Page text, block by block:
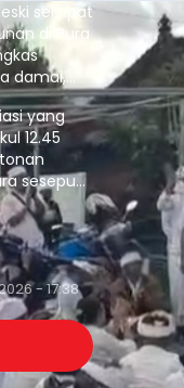
sempat
di Pura
damai,
yang
12.45
sesepuh
- 17:38